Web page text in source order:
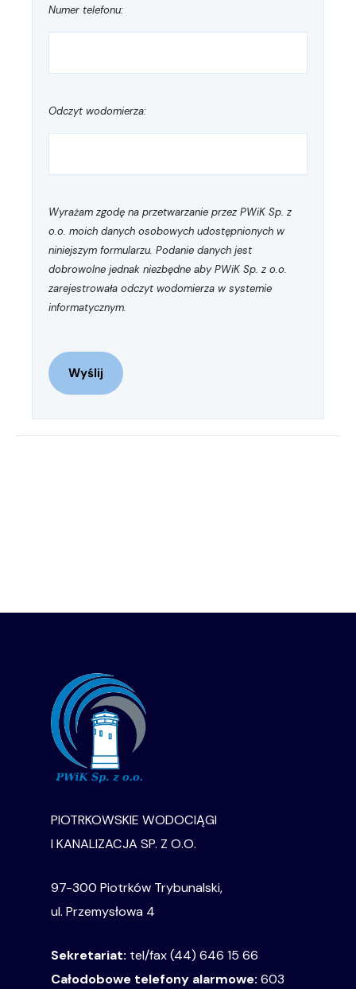
Numer telefonu:
Odczyt wodomierza:
Wyrażam zgodę na przetwarzanie przez PWiK Sp. z
o.o. moich danych osobowych udostępnionych w
niniejszym formularzu. Podanie danych jest
dobrowolne jednak niezbędne aby PWiK Sp. z o.o.
zarejestrowała odczyt wodomierza w systemie
informatycznym.
PIOTRKOWSKIE WODOCIĄGI
I KANALIZACJA SP. Z O.O.
97-300 Piotrków Trybunalski,
ul. Przemysłowa 4
Sekretariat: tel/fax (44) 646 15 66
Całodobowe telefony alarmowe: 603